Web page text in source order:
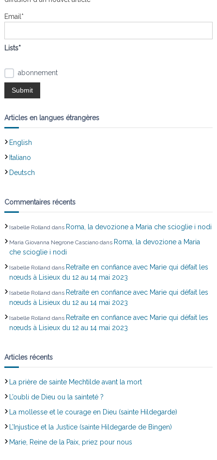
t
i
n
e
l
’
r
t
c
e
h
e
r
Email*
Lists*
abonnement
Articles en langues étrangères
English
Italiano
Deutsch
Commentaires récents
Isabelle Rolland dans Roma, la devozione a Maria che scioglie i nodi
Maria Giovanna Negrone Cascianodans Roma, la devozione a Maria
che scioglie i nodi
Isabelle Rolland dans Retraite en confiance avec Marie qui défait les
nœuds à Lisieux du 12 au 14 mai 2023
Isabelle Rolland dans Retraite en confiance avec Marie qui défait les
nœuds à Lisieux du 12 au 14 mai 2023
Isabelle Rolland dans Retraite en confiance avec Marie qui défait les
nœuds à Lisieux du 12 au 14 mai 2023
Articles récents
La prière de sainte Mechtilde avant la mort
L’oubli de Dieu ou la sainteté ?
La mollesse et le courage en Dieu (sainte Hildegarde)
L’Injustice et la Justice (sainte Hildegarde de Bingen)
Marie, Reine de la Paix, priez pour nous